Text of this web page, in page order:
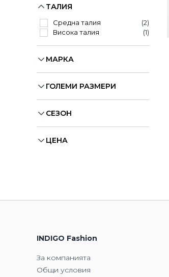
ТАЛИЯ
Средна талия
(2)
Висока талия
(1)
МАРКА
ГОЛЕМИ РАЗМЕРИ
СЕЗОН
ЦЕНА
INDIGO Fashion
За компанията
Общи условия